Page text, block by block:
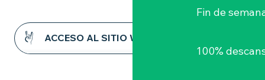
Fin de
100%
ACCESO AL SITIO WEB DEL HELLFEST